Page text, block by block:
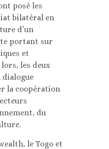
posé les
bilatéral en
d’un
portant sur
et
les deux
la coopération
du
le Togo et